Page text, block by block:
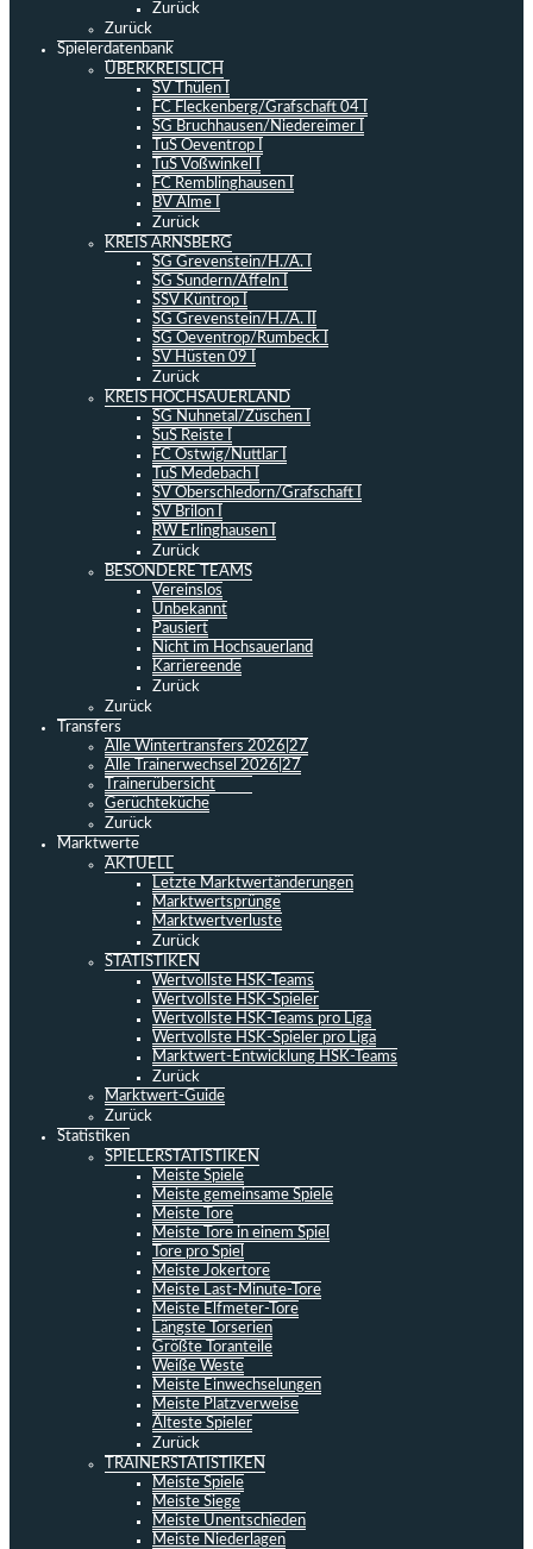
Zurück
Zurück
Spielerdatenbank
ÜBERKREISLICH
SV Thülen I
FC Fleckenberg/Grafschaft 04 I
SG Bruchhausen/Niedereimer I
TuS Oeventrop I
TuS Voßwinkel I
FC Remblinghausen I
BV Alme I
Zurück
KREIS ARNSBERG
SG Grevenstein/H./A. I
SG Sundern/Affeln I
SSV Küntrop I
SG Grevenstein/H./A. II
SG Oeventrop/Rumbeck I
SV Hüsten 09 I
Zurück
KREIS HOCHSAUERLAND
SG Nuhnetal/Züschen I
SuS Reiste I
FC Ostwig/Nuttlar I
TuS Medebach I
SV Oberschledorn/Grafschaft I
SV Brilon I
RW Erlinghausen I
Zurück
BESONDERE TEAMS
Vereinslos
Unbekannt
Pausiert
Nicht im Hochsauerland
Karriereende
Zurück
Zurück
Transfers
Alle Wintertransfers 2026|27
Alle Trainerwechsel 2026|27
Trainerübersicht
Gerüchteküche
Zurück
Marktwerte
AKTUELL
Letzte Marktwertänderungen
Marktwertsprünge
Marktwertverluste
Zurück
STATISTIKEN
Wertvollste HSK-Teams
Wertvollste HSK-Spieler
Wertvollste HSK-Teams pro Liga
Wertvollste HSK-Spieler pro Liga
Marktwert-Entwicklung HSK-Teams
Zurück
Marktwert-Guide
Zurück
Statistiken
SPIELERSTATISTIKEN
Meiste Spiele
Meiste gemeinsame Spiele
Meiste Tore
Meiste Tore in einem Spiel
Tore pro Spiel
Meiste Jokertore
Meiste Last-Minute-Tore
Meiste Elfmeter-Tore
Längste Torserien
Größte Toranteile
Weiße Weste
Meiste Einwechselungen
Meiste Platzverweise
Älteste Spieler
Zurück
TRAINERSTATISTIKEN
Meiste Spiele
Meiste Siege
Meiste Unentschieden
Meiste Niederlagen